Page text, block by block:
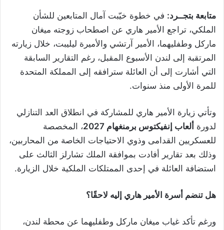
متابعة بتجــرد: في خطوة خيّبت آمال المتابعين للشأن
الملكي، تراجع الأمير هاري عن اصطحاب زوجته ميغان
ماركل وطفليهما، الأمير آرتشي والأميرة ليليبت، خلال زيارته
المرتقبة إلى لندن الأسبوع المقبل، رغم التقارير السابقة
التي أشارت إلى أن العائلة سترافقه إلى المملكة المتحدة
للمرة الأولى منذ سنوات.
وتأتي زيارة الأمير هاري للمشاركة في انطلاق العد التنازلي
لدورة ألعاب إنفيكتوس برمنغهام 2027
، المخصصة
للعسكريين القدامى وذوي الاحتياجات الخاصة من المحاربين،
وذلك بعد تقارير أفادت بموافقة الملك تشارلز الثالث على
استضافة العائلة في إحدى الممتلكات الملكية خلال الزيارة.
هل تنضم أسرة الأمير هاري إليه لاحقًا؟
ورغم تأكد غياب ميغان ماركل وطفليهما عن محطة لندن،